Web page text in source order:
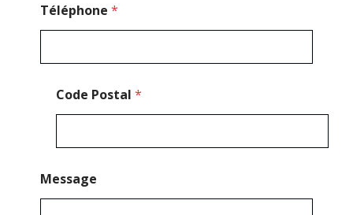
d
Téléphone *
Code Postal *
Message